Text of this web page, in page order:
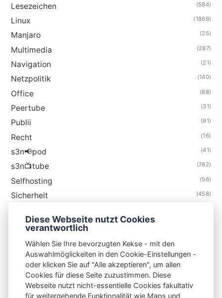
Lesezeichen (584)
Linux (1869)
Manjaro (25)
Multimedia (287)
Navigation (21)
Netzpolitik (140)
Office (88)
Peertube (31)
Publii (91)
Recht (16)
s3n📢pod (41)
s3n📺tube (782)
Selfhosting (56)
Sicherheit (458)
Thunderbird
S3N🧩NET
Diese Webseite nutzt Cookies
verantwortlich
Wählen Sie Ihre bevorzugten Kekse - mit den
Auswahlmöglickeiten in den Cookie-Einstellungen -
oder klicken Sie auf "Alle akzeptieren", um allen
Cookies für diese Seite zuzustimmen. Diese
Webseite nutzt nicht-essentielle Cookies fakultativ
für weitergehende Funktionalität wie Maps und